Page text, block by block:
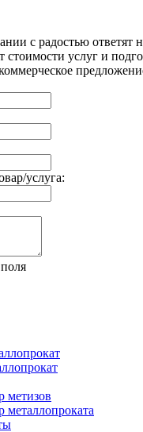
с радостью ответят
стоимости услуг и
услуга:
метизов
металлопроката